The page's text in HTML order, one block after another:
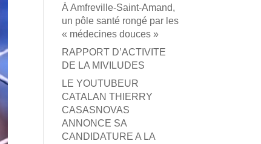
À Amfreville-Saint-Amand,
un pôle santé rongé par les
« médecines douces »
RAPPORT D’ACTIVITE
DE LA MIVILUDES
LE YOUTUBEUR
CATALAN THIERRY
CASASNOVAS
ANNONCE SA
CANDIDATURE A LA